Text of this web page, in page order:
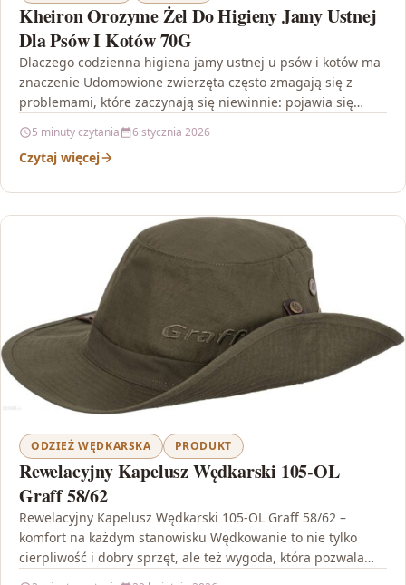
Kheiron Orozyme Żel Do Higieny Jamy Ustnej
Dla Psów I Kotów 70G
Dlaczego codzienna higiena jamy ustnej u psów i kotów ma
znaczenie Udomowione zwierzęta często zmagają się z
problemami, które zaczynają się niewinnie: pojawia się…
5 minuty czytania 6 stycznia 2026
Czytaj więcej
ODZIEŻ WĘDKARSKA PRODUKT
Rewelacyjny Kapelusz Wędkarski 105-OL
Graff 58/62
Rewelacyjny Kapelusz Wędkarski 105-OL Graff 58/62 –
komfort na każdym stanowisku Wędkowanie to nie tylko
cierpliwość i dobry sprzęt, ale też wygoda, która pozwala…